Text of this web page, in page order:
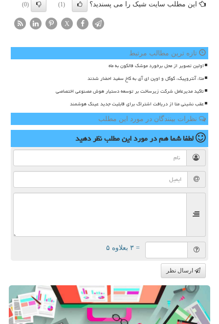
این مطلب سایت شیک را می پسندید؟ (1)
(0)
X
تازه ترین مطالب مرتبط
اولین تصویر از محل برخورد موشک فالکون به ماه
متا، آنتروپیک، گوگل و اوپن ای آی به کاخ سفید احضار شدند
تاکید مدیرعامل شرکت زیرساخت بر توسعه دستیار هوش مصنوعی اختصاصی
عقب نشینی متا از دریافت اشتراک برای قابلیت جدید عینک هوشمند
نظرات بینندگان در مورد این مطلب
لطفا شما همدر مورد این مطلبنظر دهید
= ۳ بعلاوه ۵
ارسال نظر